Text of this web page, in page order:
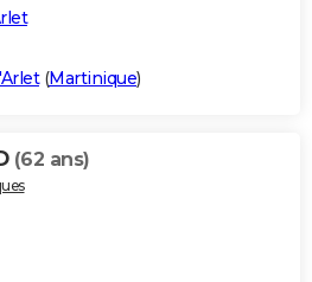
(Martinique)
(62 ans)